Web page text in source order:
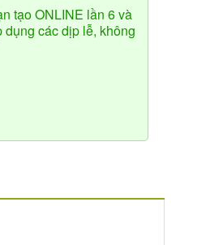
tạo ONLINE lần 6 và
các dịp lễ, không